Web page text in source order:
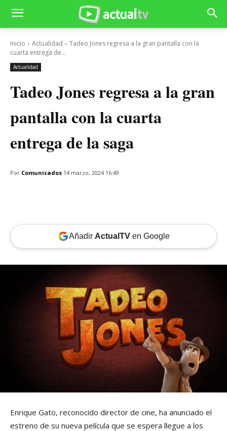
Inicio Actualidad
Tadeo Jones regresa a la gran pantalla con la
cuarta entrega de...
Actualidad
Tadeo Jones regresa a la gran
pantalla con la cuarta
entrega de la saga
Por Comunicados 14 marzo, 2024 16:49
Añadir ActualTVen Google
Enrique Gato, reconocido director de cine, ha anunciado el
estreno de su nueva película que se espera llegue a los